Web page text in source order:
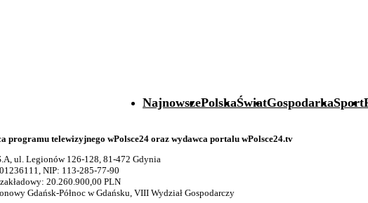
NajnowszePolskaŚwiatGospodarkaSport
programu telewizyjnego wPolsce24 oraz wydawca portalu wPolsce24.tv
ul. Legionów 126-128, 81-472 Gdynia
NIP: 113-285-77-90
20.260.900,00 PLN
Gdańsk-Północ w Gdańsku, VIII Wydział Gospodarczy